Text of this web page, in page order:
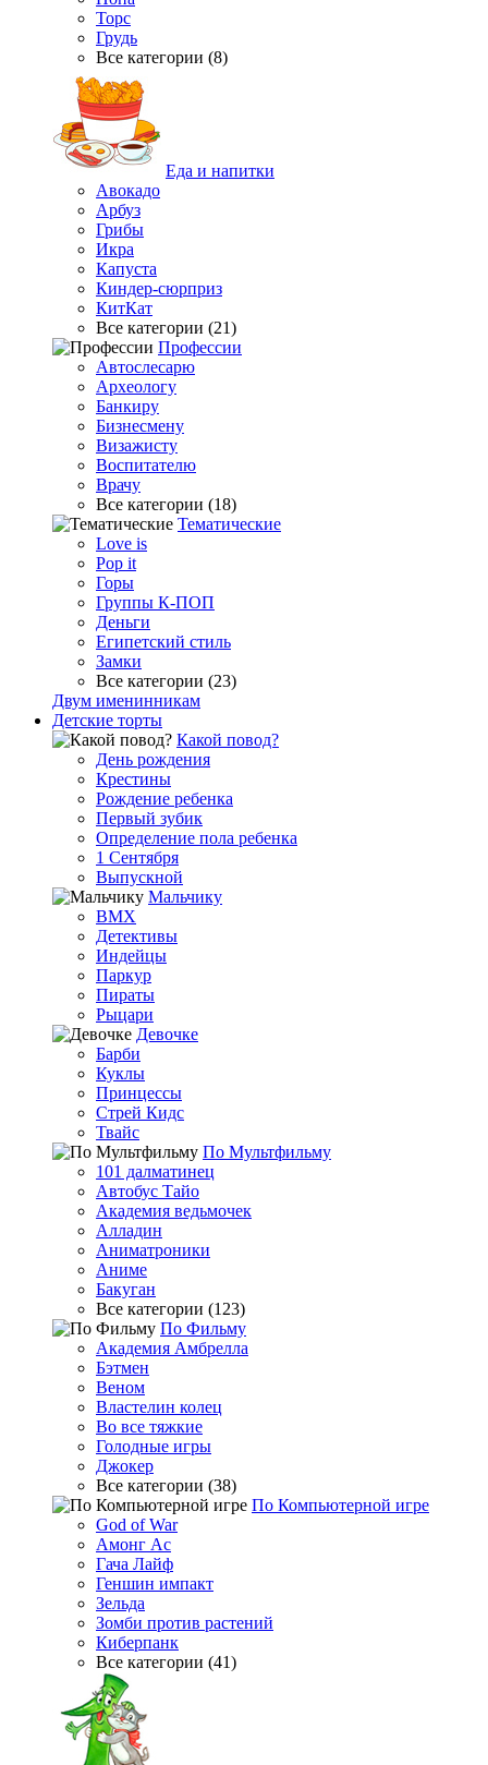
Торс
Грудь
Все категории (8)
Еда и напитки
Авокадо
Арбуз
Грибы
Икра
Капуста
Киндер-сюрприз
КитКат
Все категории (21)
Профессии
Автослесарю
Археологу
Банкиру
Бизнесмену
Визажисту
Воспитателю
Врачу
Все категории (18)
Тематические
Love is
Pop it
Горы
Группы К-ПОП
Деньги
Египетский стиль
Замки
Все категории (23)
Двум именинникам
Детские торты
Какой повод?
День рождения
Крестины
Рождение ребенка
Первый зубик
Определение пола ребенка
1 Сентября
Выпускной
Мальчику
BMX
Детективы
Индейцы
Паркур
Пираты
Рыцари
Девочке
Барби
Куклы
Принцессы
Стрей Кидс
Твайс
По Мультфильму
101 далматинец
Автобус Тайо
Академия ведьмочек
Алладин
Аниматроники
Аниме
Бакуган
Все категории (123)
По Фильму
Академия Амбрелла
Бэтмен
Веном
Властелин колец
Во все тяжкие
Голодные игры
Джокер
Все категории (38)
По Компьютерной игре
God of War
Амонг Ас
Гача Лайф
Геншин импакт
Зельда
Зомби против растений
Киберпанк
Все категории (41)